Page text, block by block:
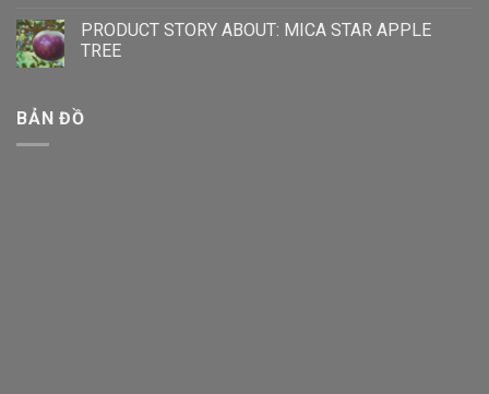
PRODUCT STORY ABOUT: MICA STAR APPLE
TREE
BẢN ĐỒ